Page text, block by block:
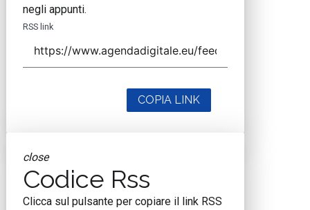
negli appunti.
RSS link
COPIA LINK
close
Codice Rss
Clicca sul pulsante per copiare il link RSS